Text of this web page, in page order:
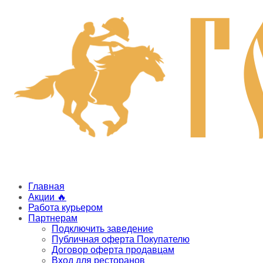
Главная
Акции 🔥
Работа курьером
Партнерам
Подключить заведение
Публичная оферта Покупателю
Договор оферта продавцам
Вход для ресторанов